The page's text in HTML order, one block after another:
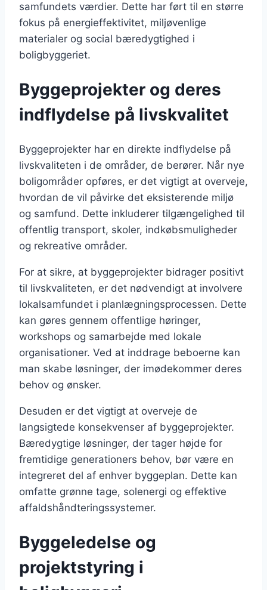
samfundets værdier. Dette har ført til en større
fokus på energieffektivitet, miljøvenlige
materialer og social bæredygtighed i
boligbyggeriet.
Byggeprojekter og deres
indflydelse på livskvalitet
Byggeprojekter har en direkte indflydelse på
livskvaliteten i de områder, de berører. Når nye
boligområder opføres, er det vigtigt at overveje,
hvordan de vil påvirke det eksisterende miljø
og samfund. Dette inkluderer tilgængelighed til
offentlig transport, skoler, indkøbsmuligheder
og rekreative områder.
For at sikre, at byggeprojekter bidrager positivt
til livskvaliteten, er det nødvendigt at involvere
lokalsamfundet i planlægningsprocessen. Dette
kan gøres gennem offentlige høringer,
workshops og samarbejde med lokale
organisationer. Ved at inddrage beboerne kan
man skabe løsninger, der imødekommer deres
behov og ønsker.
Desuden er det vigtigt at overveje de
langsigtede konsekvenser af byggeprojekter.
Bæredygtige løsninger, der tager højde for
fremtidige generationers behov, bør være en
integreret del af enhver byggeplan. Dette kan
omfatte grønne tage, solenergi og effektive
affaldshåndteringssystemer.
Byggeledelse og
projektstyring i